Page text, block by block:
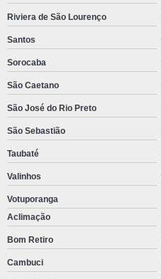
Motor cat
Motor caterpillar 4 cilindros
Motor caterpillar 6 cilindros
Motor caterpillar marítimo
Peças para motor caterpillar
Solenoide caterpillar
Unidade caterpillar
Bomba injetora cat
Motor caterpillar c7 1
Riviera de São Lourenço
Santos
Sorocaba
São Caetano
São José do Rio Preto
São Sebastião
Taubaté
Valinhos
Votuporanga
Aclimação
Bom Retiro
Cambuci